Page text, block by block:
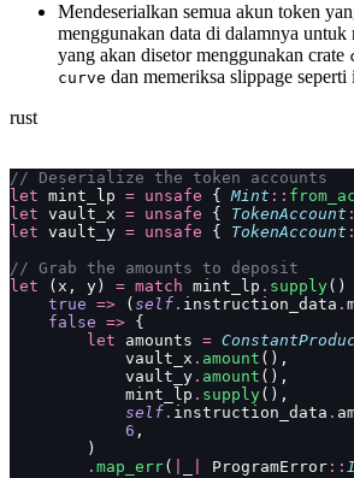
Mendeserialkan semua akun token
menggunakan data di dalamnya
yang akan disetor menggunakan crate
curve dan memeriksa slippage seperti
rust
// Deserialize the token accounts
let mint_lp = unsafe { Mint ::
let vault_x = unsafe { TokenAccount
let vault_y = unsafe { TokenAccount
// Grab the amounts to deposit
let (x, y) = match mint_lp . supply()
    true
=> ( self . instruction_data .
    false
=> {
        let
amounts =
            vault_x
. amount (),
            vault_y
. amount (),
            mint_lp
. supply(),
            self
. instruction_data .
            6
,
        )
        .
map_err( ProgramError ::